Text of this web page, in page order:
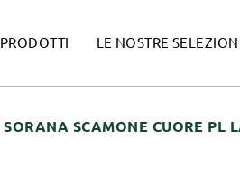
PRODOTTI LE NOSTRE
SORANA SCAMONE CUORE PL